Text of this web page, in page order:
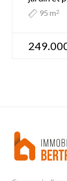
95 m2